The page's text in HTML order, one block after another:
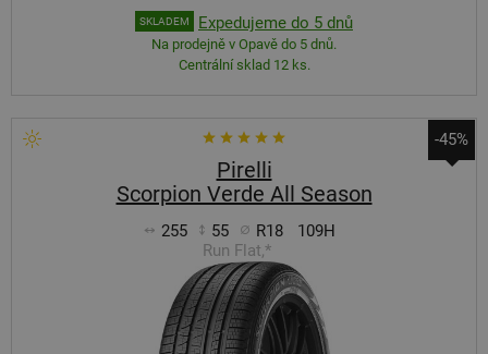
SKLADEM Expedujeme do 5 dnů
Na prodejně v Opavě do 5 dnů.
Centrální sklad 12 ks.
-45%
Pirelli
Scorpion Verde All Season
255 55 R18
109H
Run Flat,*